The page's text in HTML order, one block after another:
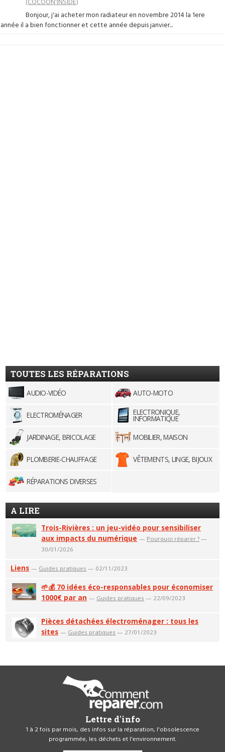
Bonjour, j'ai acheter mon radiateur en novembre 2014 la 1ere
année il a bien fonctionner et cette année depuis janvier...
TOUTES LES RÉPARATIONS
AUDIO-VIDÉO AUTO-MOTO
ELECTROMÉNAGER ELECTRONIQUE,
INFORMATIQUE
JARDINAGE, BRICOLAGE
MOBILIER, MAISON
PLOMBERIE-CHAUFFAGE VÊTEMENTS, LINGE, BIJOUX
RÉPARATIONS DIVERSES
A LIRE
Trois-Rivières : un jeu-vidéo pour sensibiliser
aux impacts du numérique — Pourquoi réparer ? —
30/01/2026
Liens — Guides pratiques — 02/11/2023
🌱💰 70 idées éco-responsables pour économiser
1000€ par an — Guides pratiques — 22/09/2023
Pièces détachées électroménager : tous les
sites — Guides pratiques — 27/01/2023
Lettre d'info
1 à 2 fois par mois, des infos sur la réparation, l'obsolescence
programmée, les déchets et l'environnement.